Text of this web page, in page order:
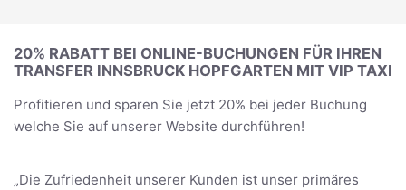
20% RABATT BEI ONLINE-BUCHUNGEN FÜR IHREN
TRANSFER INNSBRUCK HOPFGARTEN MIT VIP TAXI
Profitieren und sparen Sie jetzt 20% bei jeder Buchung
welche Sie auf unserer Website durchführen!
„Die Zufriedenheit unserer Kunden ist unser primäres